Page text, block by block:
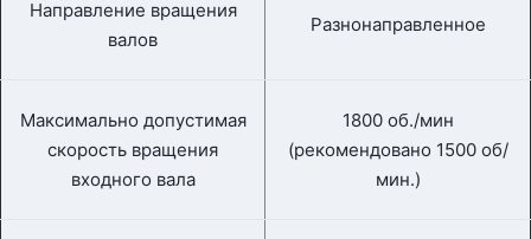
Направление вращения
валов
Разнонаправленное
Максимально допустимая
скорость вращения
входного вала
1800 об./мин
(рекомендовано 1500 об/
мин.)